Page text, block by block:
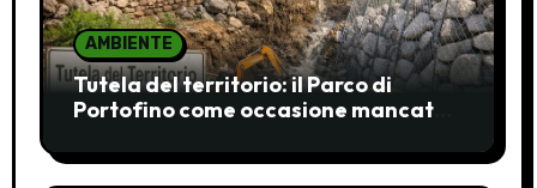
AMBIENTE
Tutela del territorio: il Parco di
Portofino come occasione mancata